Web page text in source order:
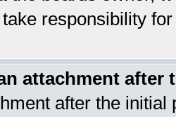
responsibility
attachment after
after the